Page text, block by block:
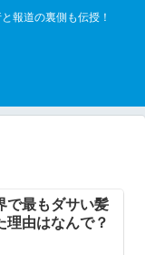
報道の裏側も伝授！
で最もダサい髪
理由はなんで？